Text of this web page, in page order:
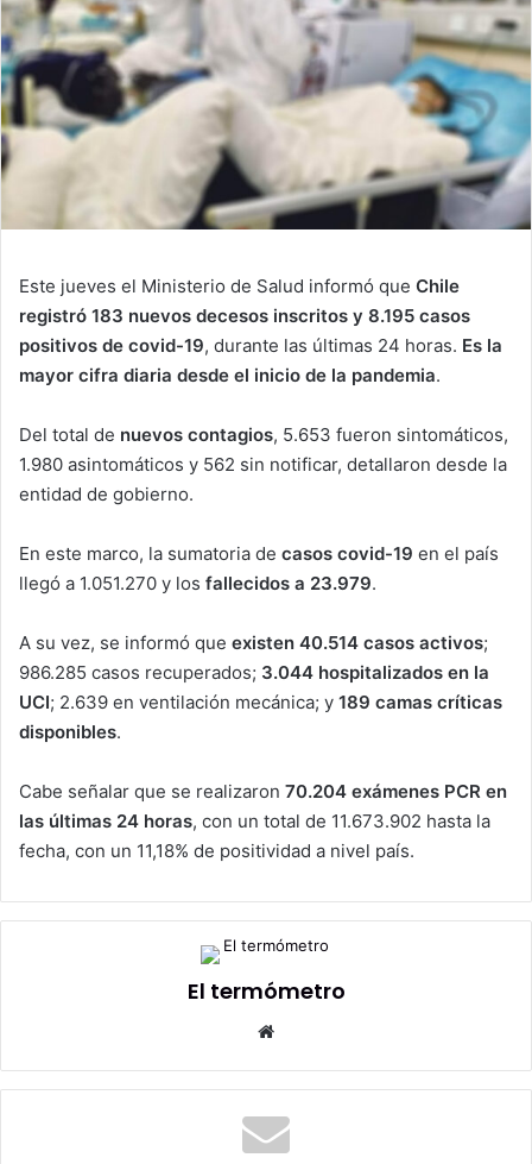
Este jueves el Ministerio de Salud informó que Chile
registró 183 nuevos decesos inscritos y 8.195 casos
positivos de covid-19, durante las últimas 24 horas. Es la
mayor cifra diaria desde el inicio de la pandemia.
Del total de nuevos contagios, 5.653 fueron sintomáticos,
1.980 asintomáticos y 562 sin notificar, detallaron desde la
entidad de gobierno.
En este marco, la sumatoria de casos covid-19 en el país
llegó a 1.051.270 y los fallecidos a 23.979.
A su vez, se informó que existen 40.514 casos activos;
986.285 casos recuperados; 3.044 hospitalizados en la
UCI; 2.639 en ventilación mecánica; y 189 camas críticas
disponibles.
Cabe señalar que se realizaron 70.204 exámenes PCR en
las últimas 24 horas, con un total de 11.673.902 hasta la
fecha, con un 11,18% de positividad a nivel país.
El termómetro